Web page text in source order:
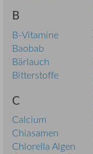
B
B-Vitamine
Baobab
Bärlauch
Bitterstoffe
C
Calcium
Chiasamen
Chlorella Algen